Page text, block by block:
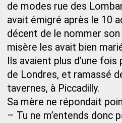
de modes rue des
avait émigré après le 10
décent de le nommer
misère les avait bien
Ils avaient plus d’une
de Londres, et ramassé
tavernes, à Piccadilly.
Sa mère ne répondait
– Tu ne m’entends donc